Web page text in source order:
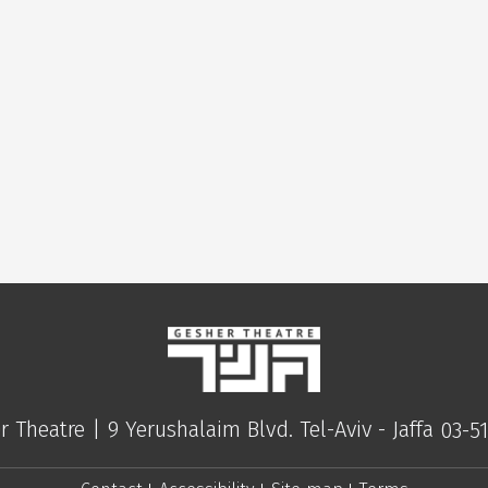
Theatre | 9 Yerushalaim Blvd. Tel-Aviv - Jaffa 03-